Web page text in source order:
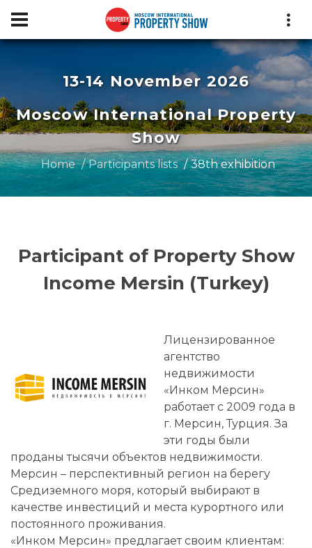
13-14 November 2026
Moscow International Property
Show
Home Participants lists 38th exhibition
Participant of Property Show
Income Mersin (Turkey)
Лицензированное
агентство
недвижимости
«Инком Мерсин»
работает с 2009 года в
г. Мерсин, Турция. За
эти годы были
проданы тысячи объектов недвижимости.
Мерсин – перспективный регион на берегу
Средиземного моря, который выбирают в
качестве инвестиций и места курортного или
постоянного проживания.
«Инком Мерсин» предлагает своим клиентам: